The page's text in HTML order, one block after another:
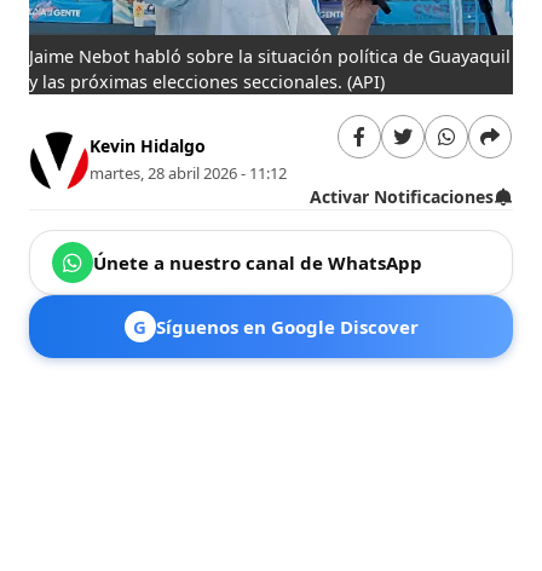
Jaime Nebot habló sobre la situación política de Guayaquil
y las próximas elecciones seccionales. (API)
Kevin Hidalgo
martes, 28 abril 2026 - 11:12
Activar Notificaciones
Únete a nuestro canal de WhatsApp
G Síguenos en Google Discover